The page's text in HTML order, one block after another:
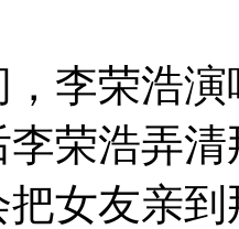
荣浩演
李荣浩弄
女友亲